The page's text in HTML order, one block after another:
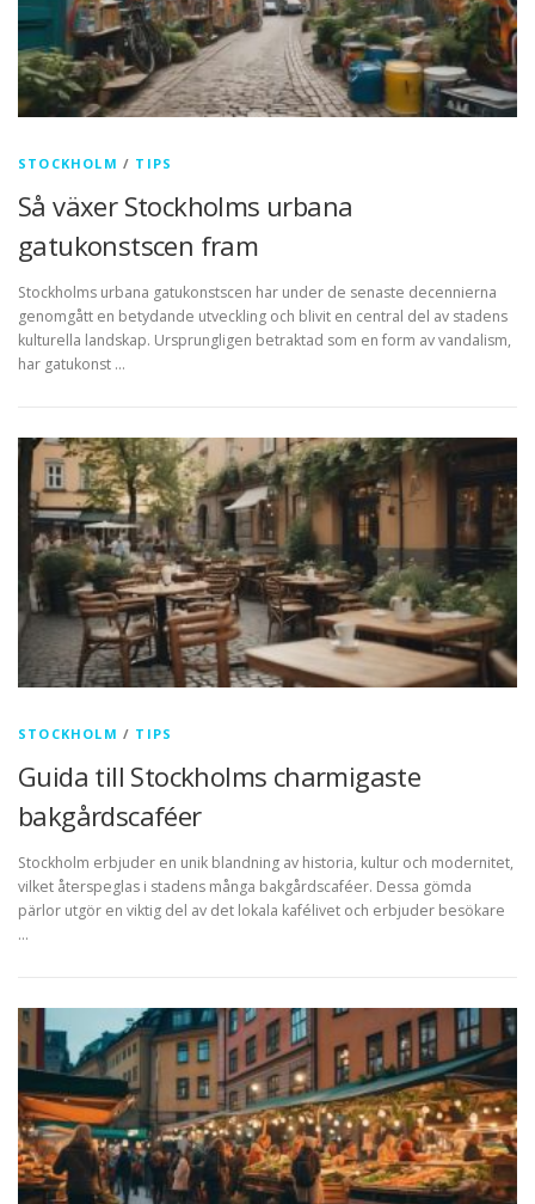
STOCKHOLM / TIPS
Så växer Stockholms urbana
gatukonstscen fram
Stockholms urbana gatukonstscen har under de senaste decennierna
genomgått en betydande utveckling och blivit en central del av stadens
kulturella landskap. Ursprungligen betraktad som en form av vandalism,
har gatukonst …
STOCKHOLM / TIPS
Guida till Stockholms charmigaste
bakgårdscaféer
Stockholm erbjuder en unik blandning av historia, kultur och modernitet,
vilket återspeglas i stadens många bakgårdscaféer. Dessa gömda
pärlor utgör en viktig del av det lokala kafélivet och erbjuder besökare
…